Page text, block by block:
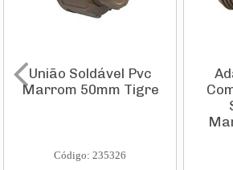
União Soldável Pvc
Marrom 50mm Tigre
Código: 235326